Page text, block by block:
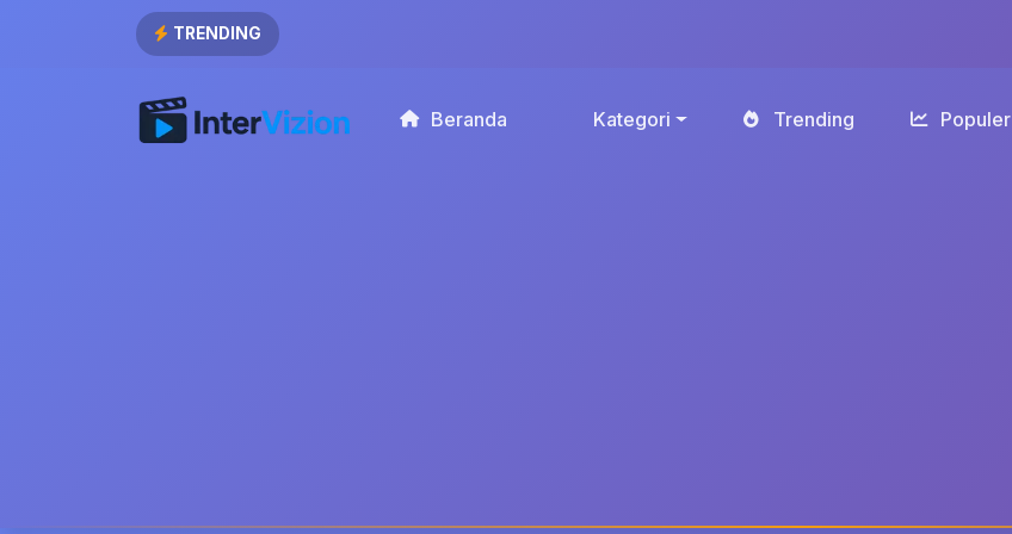
TRENDING
Beranda Kategori Trending Populer